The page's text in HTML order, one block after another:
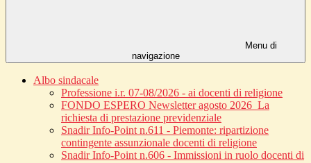
Menu di
navigazione
Albo sindacale
Professione i.r. 07-08/2026 - ai docenti di religione
FONDO ESPERO Newsletter agosto 2026_La
richiesta di prestazione previdenziale
Snadir Info-Point n.611 - Piemonte: ripartizione
contingente assunzionale docenti di religione
Snadir Info-Point n.606 - Immissioni in ruolo docenti di